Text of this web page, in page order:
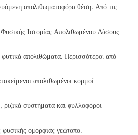
απολιθωματοφόρα θέση. Από τις
Ιστορίας Απολιθωμένου Δάσους
απολιθώματα. Περισσότεροι από
απολιθωμένοι κορμοί
ριζικά συστήματα και φυλλοφόροι
φυσικής ομορφιάς γεώτοπο.